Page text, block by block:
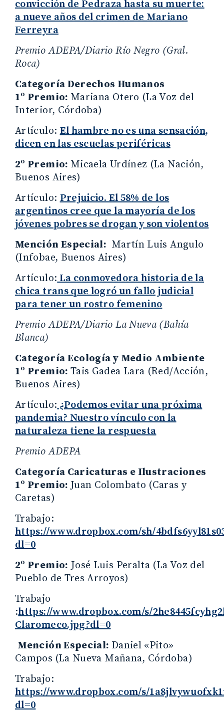
convicción de Pedraza hasta su muerte:
a nueve años del crimen de Mariano
Ferreyra
Premio ADEPA/Diario Río Negro (Gral.
Roca)
Categoría Derechos Humanos
1º Premio: Mariana Otero (La Voz del
Interior, Córdoba)
Artículo:El hambre no es una sensación,
dicen en las escuelas periféricas
2º Premio: Micaela Urdínez (La Nación,
Buenos Aires)
Artículo:Prejuicio. El 58% de los
argentinos cree que la mayoría de los
jóvenes pobres se drogan y son violentos
Mención Especial: Martín Luis Angulo
(Infobae, Buenos Aires)
Artículo:La conmovedora historia de la
chica trans que logró un fallo judicial
para tener un rostro femenino
Premio ADEPA/Diario La Nueva (Bahía
Blanca)
Categoría Ecología y Medio Ambiente
1º Premio: Tais Gadea Lara (Red/Acción,
Buenos Aires)
Artículo:¿Podemos evitar una próxima
pandemia? Nuestro vínculo con la
naturaleza tiene la respuesta
Premio ADEPA
Categoría Caricaturas e Ilustraciones
1º Premio:Juan Colombato (Caras y
Caretas)
Trabajo:
https://www.dropbox.com/sh/
dl=0
2º Premio: José Luis Peralta (La Voz del
Pueblo de Tres Arroyos)
Trabajo
:https://www.dropbox.com/s/
Claromeco.jpg?dl=0
Mención Especial: Daniel «Pito»
Campos (La Nueva Mañana, Córdoba)
Trabajo:
https://www.dropbox.com/s/
dl=0